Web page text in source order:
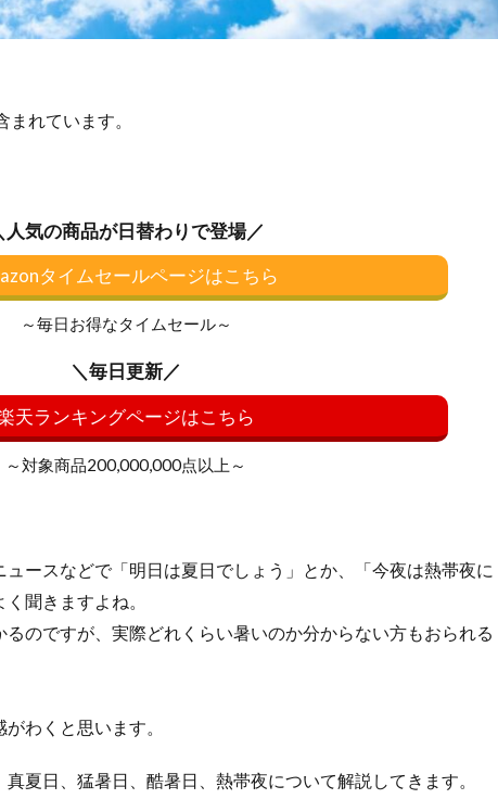
れています。
人気の商品が日替わりで登場／
タイムセールページはこちら
～毎日お得なタイムセール～
＼毎日更新／
天ランキングページはこちら
～対象商品200,000,000点以上～
ースなどで「明日は夏日でしょう」とか、「今夜は熱帯夜に
聞きますよね。
のですが、実際どれくらい暑いのか分からない方もおられる
わくと思います。
夏日、猛暑日、酷暑日、熱帯夜について解説してきます。